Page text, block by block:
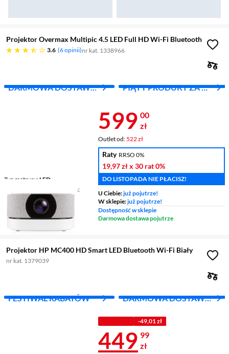
Projektor Overmax Multipic 4.5 LED Full HD Wi-Fi Bluetooth
3.6
3.6 gwiazdek 6 opinii nr kat. 1338966
DARMOWA DOSTAWA
PIĄTY PRODUKT ZA 1
Typ matrycy LED
Rozdzielczość podstawowa
WXGA (1280 x 720)
Kontrast
1000 :1
Jasność 150 ANSI lumen
Cena 599 zł
599 00
zł
Outlet od: 522 zł
Raty RRSO 0%
19,97 złx 30 rat0%
DO LISTOPADA NIE PŁACISZ!
U Ciebie:już pojutrze!
W sklepie:już pojutrze!
Dostępność w sklepie
Darmowa dostawa pojutrze
Projektor HP MC400 HD Smart LED Bluetooth Wi-Fi Biały
nr kat. 1379039
FESTIWAL RABATÓW
DARMOWA DOSTAWA
-49,01 zł
Cena 449,99
449 99
zł